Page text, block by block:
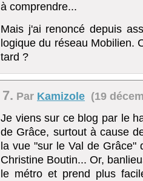
à comprendre...
Mais j'ai renoncé depuis
logique du réseau Mobilien.
tard ?
7. Par Kamizole (19
Je viens sur ce blog par le
de Grâce, surtout à cause
la vue "sur le Val de Grâce"
Christine Boutin... Or,
le métro et prend plus